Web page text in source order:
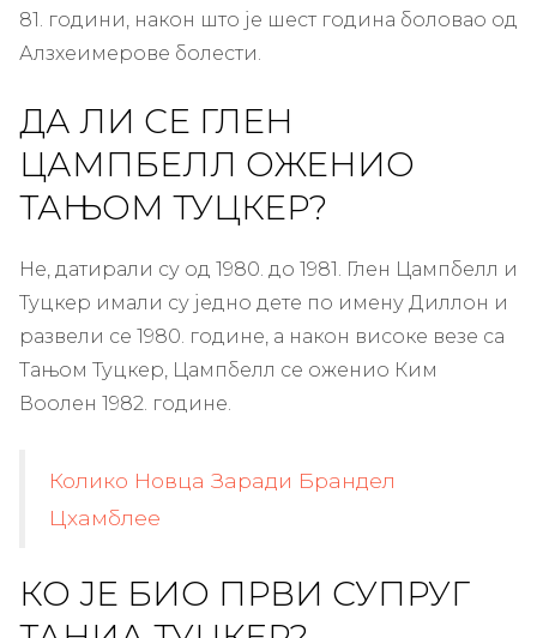
81. години, након што је шест година боловао од
Алзхеимерове болести.
ДА ЛИ СЕ ГЛЕН
ЦАМПБЕЛЛ ОЖЕНИО
ТАЊОМ ТУЦКЕР?
Не, датирали су од 1980. до 1981. Глен Цампбелл и
Туцкер имали су једно дете по имену Диллон и
развели се 1980. године, а након високе везе са
Тањом Туцкер, Цампбелл се оженио Ким
Воолен 1982. године.
Колико Новца Заради Брандел
Цхамблее
КО ЈЕ БИО ПРВИ СУПРУГ